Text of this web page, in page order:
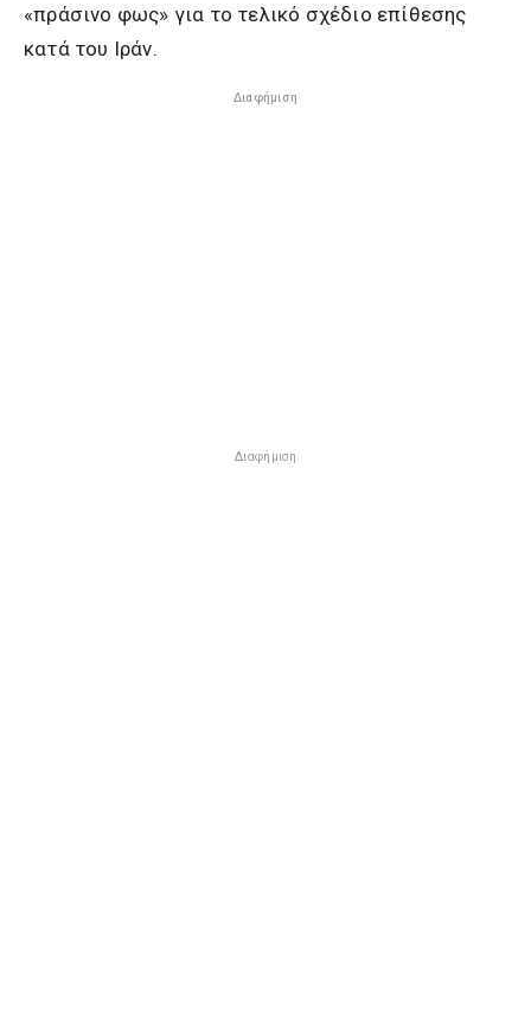
«πράσινο φως» για το τελικό σχέδιο επίθεσης
κατά του Ιράν.
Διαφήμιση
Διαφήμιση